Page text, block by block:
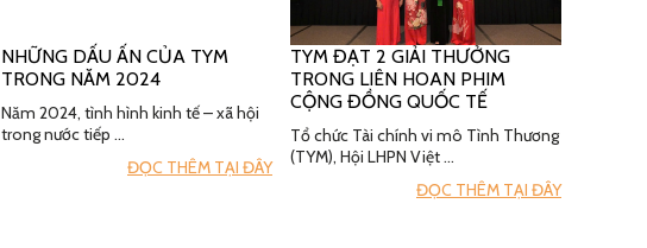
NHỮNG DẤU ẤN CỦA TYM
TRONG NĂM 2024
Năm 2024, tình hình kinh tế – xã hội
trong nước tiếp …
ĐỌC THÊM TẠI ĐÂY
TYM ĐẠT 2 GIẢI THƯỞNG
TRONG LIÊN HOAN PHIM
CỘNG ĐỒNG QUỐC TẾ
Tổ chức Tài chính vi mô Tình Thương
(TYM), Hội LHPN Việt …
ĐỌC THÊM TẠI ĐÂY